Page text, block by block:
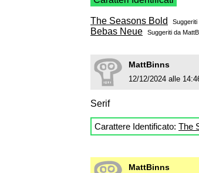
The Seasons Bold Suggeriti
Bebas Neue Suggeriti da
MattBinns
12/12/2024 alle
Serif
Carattere Identificato: The
MattBinns